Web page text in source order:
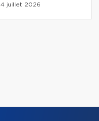
juillet 2026